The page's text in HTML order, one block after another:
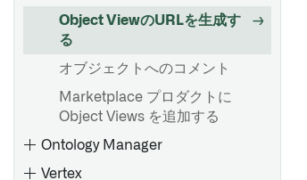
成する
集する
構造体プロパティの自動マッ
ピング
構造体プロパティと共有プロ
パティタイプ
オブジェクトとリンクタイプ
API：オブジェクトとリンク
集約メトリックの選択
api-attachments.md
API: Media
Object ViewのURLを生成す
る
オブジェクトへのコメント
Marketplace プロダクトに
Object Views を追加する
Ontology Manager
Vertex